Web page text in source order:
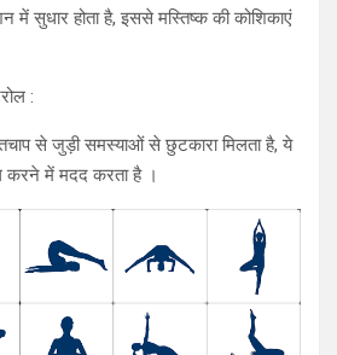
में सुधार होता है, इससे मस्तिष्क की कोशिकाएं
:
से जुड़ी समस्याओं से छुटकारा मिलता है, ये
करने में मदद करता है ।